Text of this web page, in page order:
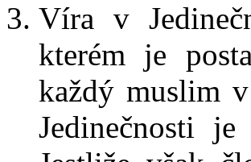
Víra v
kterém je
každý muslim
Jedinečnosti